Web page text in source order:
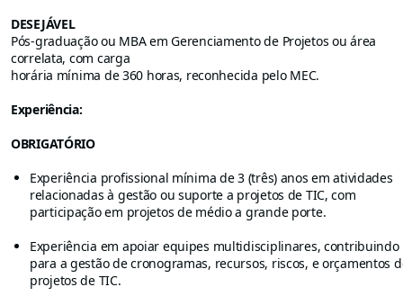
DESEJÁVEL
Pós-graduação ou MBA em Gerenciamento de Projetos ou área
correlata, com carga
horária mínima de 360 horas, reconhecida pelo MEC.
Experiência:
OBRIGATÓRIO
Experiência profissional mínima de 3 (três) anos em atividades
relacionadas à gestão ou suporte a projetos de TIC, com
participação em projetos de médio a grande porte.
Experiência em apoiar equipes multidisciplinares, contribuindo
para a gestão de cronogramas, recursos, riscos, e orçamentos
projetos de TIC.